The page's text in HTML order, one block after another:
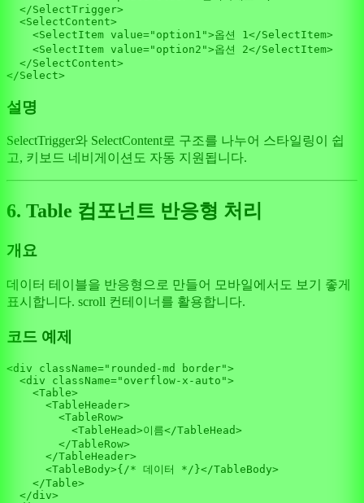
</SelectTrigger>
<SelectContent>
<SelectItem value="option1">옵션 1 </SelectItem>
<SelectItem value="option2">옵션 2</SelectItem>
</SelectContent>
</Select
설명
SelectTrigger와 SelectContent로 구조를 나누어 스타일링이 쉽
고, 키보드 네비게이션도 자동 지원됩니다.
6. Table 컴포넌트 반응형 처리
개요
데이터 테이블을 반응형으로 만들어 모바일에서도 보기 좋게
표시합니다. scroll 컨테이너를 활용합니다.
코드 예제
<div className="rounded-md border">
<div className="overflow-x-auto">
<Table>
<TableHeader>
<TableRow>
<TableHead>이름</TableHead>
</TableRow>
</TableHeader>
<TableBody>{/* 데이터 */}</TableBody>
</Table>
</div>